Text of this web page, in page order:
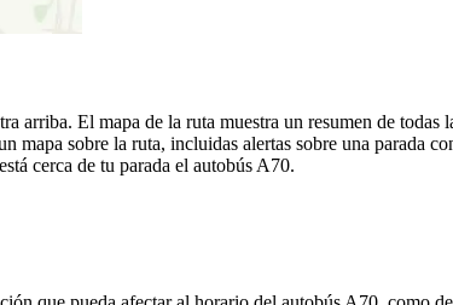
arriba. El mapa de la ruta muestra un resumen de
mapa sobre la ruta, incluidas alertas sobre una parada
cerca de tu parada el autobús A70.